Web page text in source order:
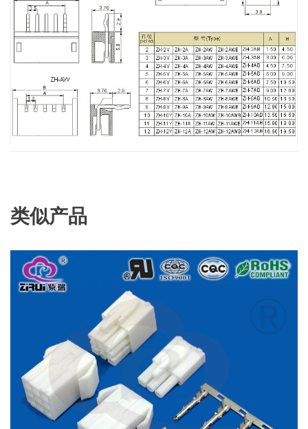
类似产品
查看